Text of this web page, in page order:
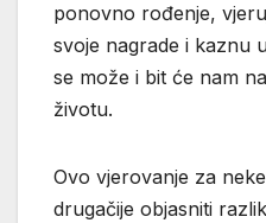
ponovno rođenje,
svoje nagrade i kaznu
se može i bit će nam
životu.
Ovo vjerovanje za
drugačije objasniti